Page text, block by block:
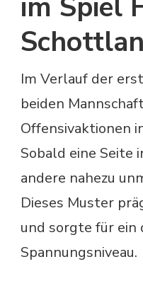
im Spiel
Im Verlauf der
beiden
Offensivaktionen
Sobald eine Seite
andere nahezu
Dieses Muster
und sorgte für ein
Spannungsniveau.